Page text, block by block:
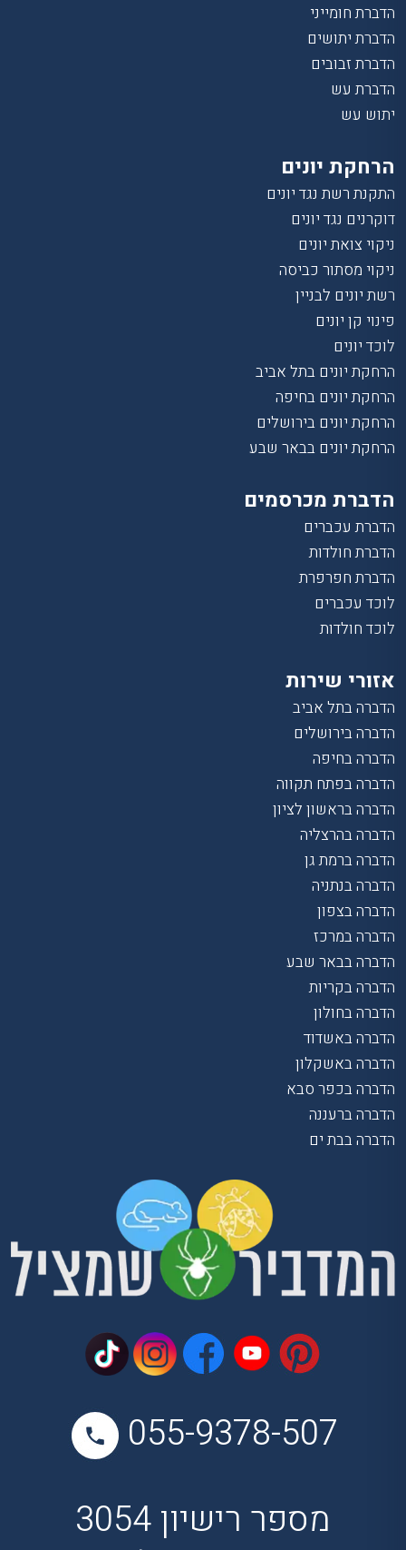
הדברת חומייני
הדברת יתושים
הדברת זבובים
הדברת עש
יתוש עש
הרחקת יונים
התקנת רשת נגד יונים
דוקרנים נגד יונים
ניקוי צואת יונים
ניקוי מסתור כביסה
רשת יונים לבניין
פינוי קן יונים
לוכד יונים
הרחקת יונים בתל אביב
הרחקת יונים בחיפה
הרחקת יונים בירושלים
הרחקת יונים בבאר שבע
הדברת מכרסמים
הדברת עכברים
הדברת חולדות
הדברת חפרפרת
לוכד עכברים
לוכד חולדות
אזורי שירות
הדברה בתל אביב
הדברה בירושלים
הדברה בחיפה
הדברה בפתח תקווה
הדברה בראשון לציון
הדברה בהרצליה
הדברה ברמת גן
הדברה בנתניה
הדברה בצפון
הדברה במרכז
הדברה בבאר שבע
הדברה בקריות
הדברה בחולון
הדברה באשדוד
הדברה באשקלון
הדברה בכפר סבא
הדברה ברעננה
הדברה בבת ים
055-9378-507
מספר רישיון 3054